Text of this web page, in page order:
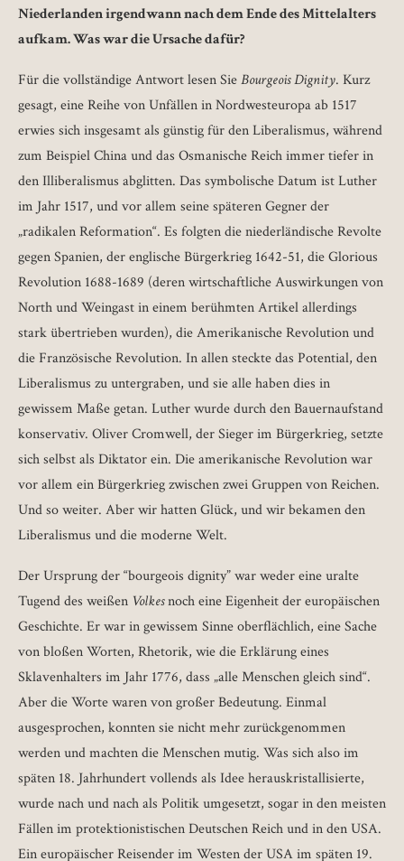
Niederlanden irgendwann nach dem Ende des Mittelalters
aufkam. Was war die Ursache dafür?
Für die vollständige Antwort lesen SieBourgeois Dignity. Kurz
gesagt, eine Reihe von Unfällen in Nordwesteuropa ab 1517
erwies sich insgesamt als günstig für den Liberalismus, während
zum Beispiel China und das Osmanische Reich immer tiefer in
den Illiberalismus abglitten. Das symbolische Datum ist Luther
im Jahr 1517, und vor allem seine späteren Gegner der
„radikalen Reformation“. Es folgten die niederländische Revolte
gegen Spanien, der englische Bürgerkrieg 1642-51, die Glorious
Revolution 1688-1689 (deren wirtschaftliche Auswirkungen von
North und Weingast in einem berühmten Artikel allerdings
stark übertrieben wurden), die Amerikanische Revolution und
die Französische Revolution. In allen steckte das Potential, den
Liberalismus zu untergraben, und sie alle haben dies in
gewissem Maße getan. Luther wurde durch den Bauernaufstand
konservativ. Oliver Cromwell, der Sieger im Bürgerkrieg, setzte
sich selbst als Diktator ein. Die amerikanische Revolution war
vor allem ein Bürgerkrieg zwischen zwei Gruppen von Reichen.
Und so weiter. Aber wir hatten Glück, und wir bekamen den
Liberalismus und die moderne Welt.
Der Ursprung der “bourgeois dignity” war weder eineuralte
Tugend des weißen Volkesnoch eine Eigenheit der europäischen
Geschichte. Er war in gewissem Sinne oberflächlich, eine Sache
von bloßen Worten, Rhetorik, wie die Erklärung eines
Sklavenhalters im Jahr 1776, dass „alle Menschen gleich sind“.
Aber die Worte waren von großer Bedeutung. Einmal
ausgesprochen, konnten sie nicht mehr zurückgenommen
werden und machten die Menschen mutig. Was sich also im
späten 18. Jahrhundert vollends als Idee herauskristallisierte,
wurde nach und nach als Politik umgesetzt, sogar in den meisten
Fällen im protektionistischen Deutschen Reich und in den USA.
Ein europäischer Reisender im Westen der USA im späten 19.